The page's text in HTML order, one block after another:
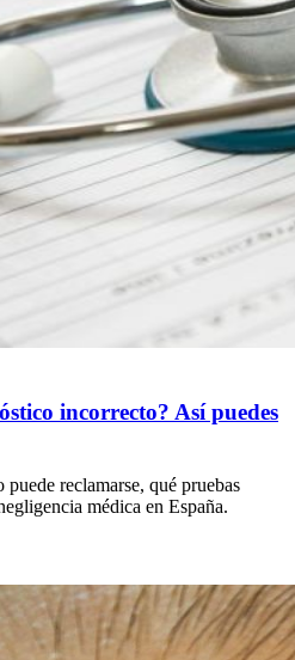
incorrecto? Así puedes
reclamarse, qué pruebas
médica en España.